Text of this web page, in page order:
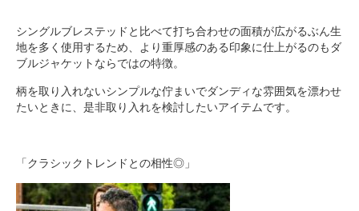
シングルブレステッドと比べて打ち合わせの面積が広がるぶん生
地を多く使用するため、より重厚感のある印象に仕上がるのもダ
ブルジャケットならではの特徴。
柄を取り入れないシンプルな佇まいでダンディな雰囲気を漂わせ
たいときに、是非取り入れを検討したいアイテムです。
「クラシックトレンドとの相性◎」